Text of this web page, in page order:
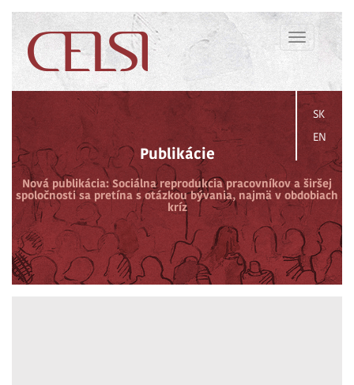
Toggle
navigation
SK
EN
Publikácie
Nová publikácia: Sociálna reprodukcia pracovníkov a širšej
spoločnosti sa pretína s otázkou bývania, najmä v obdobiach
kríz